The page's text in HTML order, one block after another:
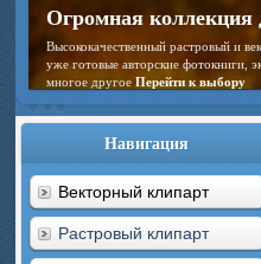
Огромная коллекция
Высококачественный растровый и
уже готовые авторские фотокниги,
многое другое Перейти к выбору
Навигация
Векторный клипарт
Растровый клипарт